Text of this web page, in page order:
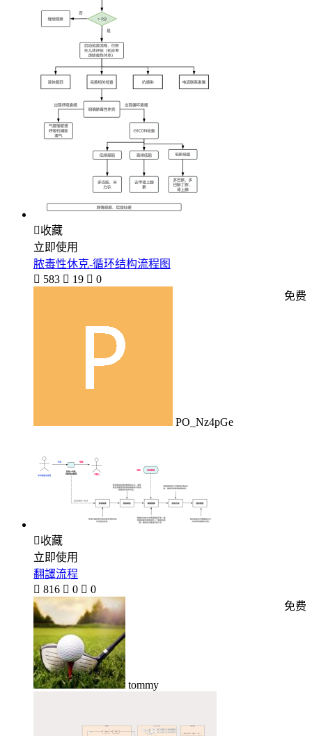
收藏
立即使用
脓毒性休克-循环结构流程图
 583  19  0
PO_Nz4pGe
免费
收藏
立即使用
翻譯流程
 816  0  0
tommy
免费